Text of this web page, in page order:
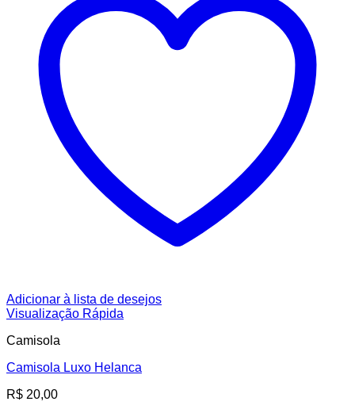
Adicionar à lista de desejos
Visualização Rápida
Camisola
Camisola Luxo Helanca
R$ 20,00